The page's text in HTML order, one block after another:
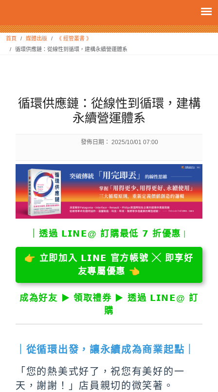
首頁 媒體出版
《 經管叢書 》
循環供應鏈：從線性到循環，建構永續營運體系
循環供應鏈：從線性到循環，建構
永續營運體系
發佈日期： 2025/10/01 07:00
｜透過 𝗟𝗜𝗡𝗘@ 訂購最低 𝟳 折優惠
👉 立即加入 𝗟𝗜𝗡𝗘 官方帳號 ╳ 即享好
友專屬優惠 👈
成為好友 ▶︎ 領取禮券 ▶︎ 透過 𝗟𝗜𝗡𝗘@ 訂
購
｜從循環出發，讓永續成為商業起點｜
「您的熱美式好了，祝您有美好的一
天，謝謝！」店員親切的微笑著。